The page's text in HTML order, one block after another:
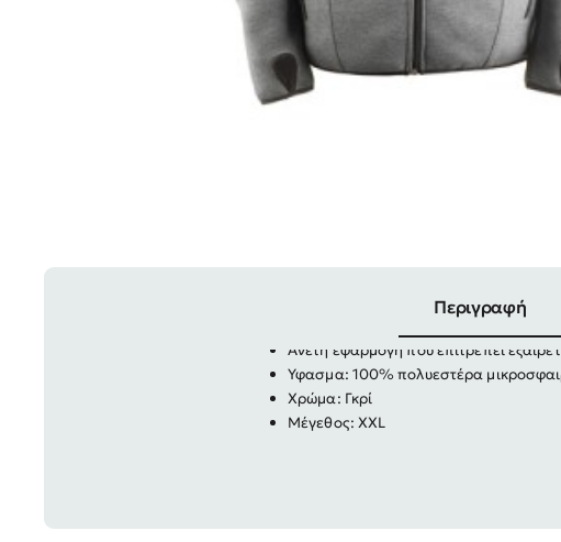
Περιγραφή
Μαλακό και άνετο ρούχο
Άνετη εφαρμογή που επιτρέπει
Υφασμα: 100% πολυεστέρα
Χρώμα: Γκρί
Μέγεθος: XXL